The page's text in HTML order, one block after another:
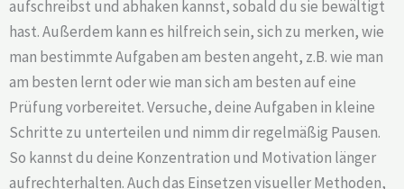
aufschreibst und abhaken kannst, sobald du sie bewältigt
hast. Außerdem kann es hilfreich sein, sich zu merken, wie
man bestimmte Aufgaben am besten angeht, z.B. wie man
am besten lernt oder wie man sich am besten auf eine
Prüfung vorbereitet. Versuche, deine Aufgaben in kleine
Schritte zu unterteilen und nimm dir regelmäßig Pausen.
So kannst du deine Konzentration und Motivation länger
aufrechterhalten. Auch das Einsetzen visueller Methoden,